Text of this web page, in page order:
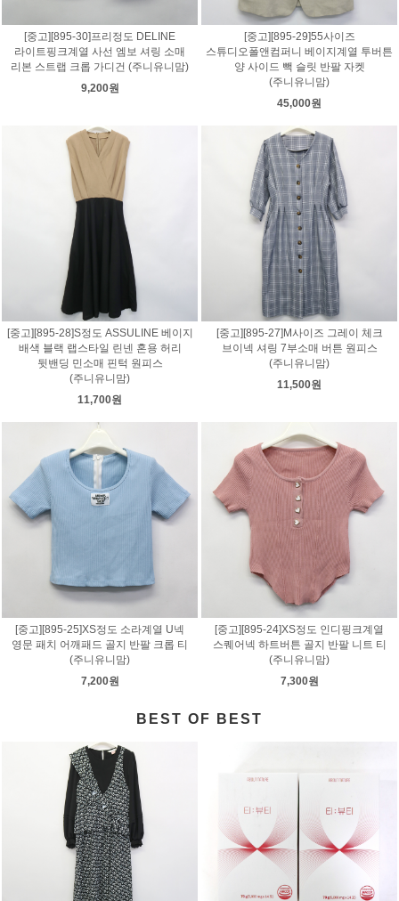
[중고][895-30]프리정도 DELINE
라이트핑크계열 사선 엠보 셔링 소매
리본 스트랩 크롭 가디건 (주니유니맘)
9,200원
[중고][895-29]55사이즈
스튜디오폴앤컴퍼니 베이지계열 투버튼
양 사이드 빽 슬릿 반팔 자켓
(주니유니맘)
45,000원
[중고][895-28]S정도 ASSULINE 베이지
배색 블랙 랩스타일 린넨 혼용 허리
뒷밴딩 민소매 핀턱 원피스
(주니유니맘)
11,700원
[중고][895-27]M사이즈 그레이 체크
브이넥 셔링 7부소매 버튼 원피스
(주니유니맘)
11,500원
[중고][895-25]XS정도 소라계열 U넥
영문 패치 어깨패드 골지 반팔 크롭 티
(주니유니맘)
7,200원
[중고][895-24]XS정도 인디핑크계열
스퀘어넥 하트버튼 골지 반팔 니트 티
(주니유니맘)
7,300원
BEST OF BEST